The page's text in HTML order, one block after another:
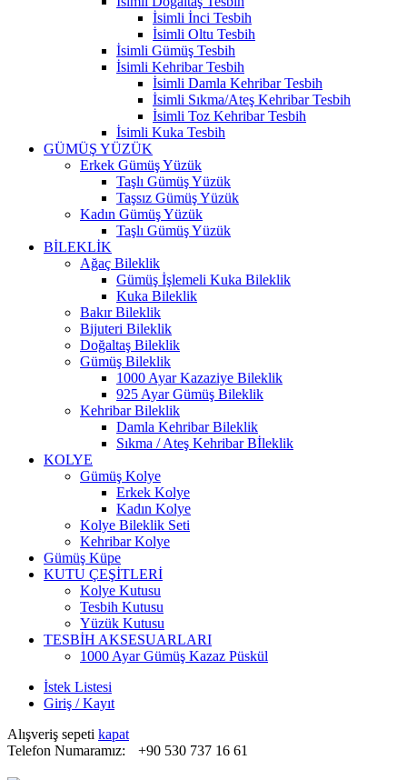
İsimli İnci Tesbih
İsimli Oltu Tesbih
İsimli Gümüş Tesbih
İsimli Kehribar Tesbih
İsimli Damla Kehribar Tesbih
İsimli Sıkma/Ateş Kehribar Tesbih
İsimli Toz Kehribar Tesbih
İsimli Kuka Tesbih
GÜMÜŞ YÜZÜK
Erkek Gümüş Yüzük
Taşlı Gümüş Yüzük
Taşsız Gümüş Yüzük
Kadın Gümüş Yüzük
Taşlı Gümüş Yüzük
BİLEKLİK
Ağaç Bileklik
Gümüş İşlemeli Kuka Bileklik
Kuka Bileklik
Bakır Bileklik
Bijuteri Bileklik
Doğaltaş Bileklik
Gümüş Bileklik
1000 Ayar Kazaziye Bileklik
925 Ayar Gümüş Bileklik
Kehribar Bileklik
Damla Kehribar Bileklik
Sıkma / Ateş Kehribar Bİleklik
KOLYE
Gümüş Kolye
Erkek Kolye
Kadın Kolye
Kolye Bileklik Seti
Kehribar Kolye
Gümüş Küpe
KUTU ÇEŞİTLERİ
Kolye Kutusu
Tesbih Kutusu
Yüzük Kutusu
TESBİH AKSESUARLARI
1000 Ayar Gümüş Kazaz Püskül
İstek Listesi
Giriş / Kayıt
Alışveriş sepeti kapat
Telefon Numaramız:
+90 530 737 16 61